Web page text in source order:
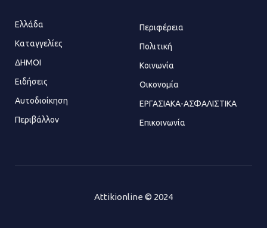
«Φρένο» στα ηλεκτρικά πατίνια:
Τέλος η οδήγησή τους από
Ελλάδα
Καταγγελίες
ΔΗΜΟΙ
Ειδήσεις
Αυτοδιοίκηση
Περιβάλλον
Περιφέρεια
Πολιτική
Κοινωνία
Οικονομία
ΕΡΓΑΣΙΑΚΑ-ΑΣΦΑΛΙΣΤΙΚΑ
Επικοινωνία
Attikionline © 2024